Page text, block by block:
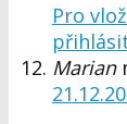
Pro
Marian